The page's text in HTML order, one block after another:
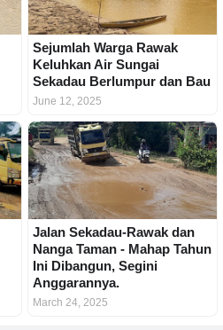
Sejumlah Warga Rawak
Keluhkan Air Sungai
Sekadau Berlumpur dan Bau
June 12, 2025
Jalan Sekadau-Rawak dan
Nanga Taman - Mahap Tahun
Ini Dibangun, Segini
Anggarannya.
March 24, 2025